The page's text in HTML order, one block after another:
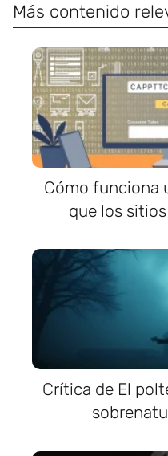
Más contenido
Cómo funciona
que los
Crítica de El